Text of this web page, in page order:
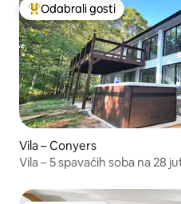
Među najviše rangiranima s
Odabrali gosti
Vila – Conyers
Vila – 5 spavaćih soba na 28